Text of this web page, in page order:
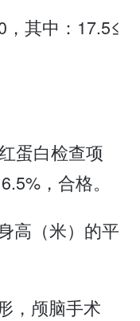
，其中：17.5≤
蛋白检查项
，合格。
高（米）的平
，颅脑手术